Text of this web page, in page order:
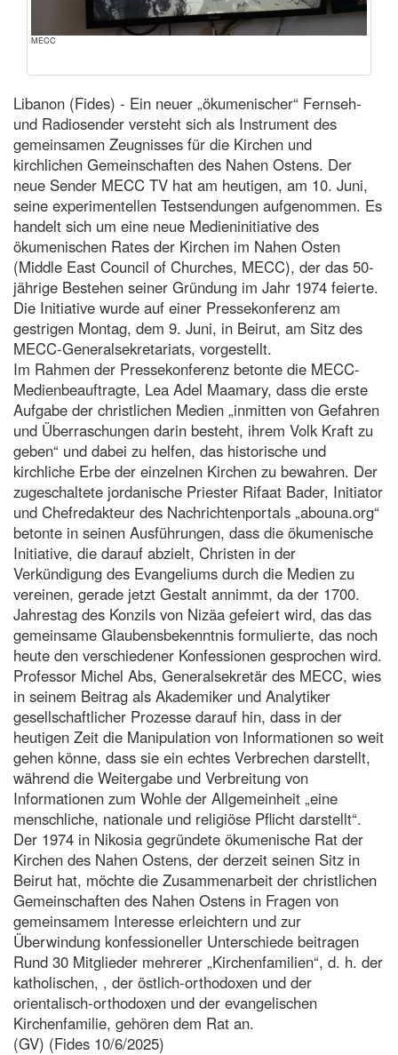
MECC
Libanon (Fides) - Ein neuer „ökumenischer“ Fernseh-
und Radiosender versteht sich als Instrument des
gemeinsamen Zeugnisses für die Kirchen und
kirchlichen Gemeinschaften des Nahen Ostens. Der
neue Sender MECC TV hat am heutigen, am 10. Juni,
seine experimentellen Testsendungen aufgenommen. Es
handelt sich um eine neue Medieninitiative des
ökumenischen Rates der Kirchen im Nahen Osten
(Middle East Council of Churches, MECC), der das 50-
jährige Bestehen seiner Gründung im Jahr 1974 feierte.
Die Initiative wurde auf einer Pressekonferenz am
gestrigen Montag, dem 9. Juni, in Beirut, am Sitz des
MECC-Generalsekretariats, vorgestellt.
Im Rahmen der Pressekonferenz betonte die MECC-
Medienbeauftragte, Lea Adel Maamary, dass die erste
Aufgabe der christlichen Medien „inmitten von Gefahren
und Überraschungen darin besteht, ihrem Volk Kraft zu
geben“ und dabei zu helfen, das historische und
kirchliche Erbe der einzelnen Kirchen zu bewahren. Der
zugeschaltete jordanische Priester Rifaat Bader, Initiator
und Chefredakteur des Nachrichtenportals „abouna.org“
betonte in seinen Ausführungen, dass die ökumenische
Initiative, die darauf abzielt, Christen in der
Verkündigung des Evangeliums durch die Medien zu
vereinen, gerade jetzt Gestalt annimmt, da der 1700.
Jahrestag des Konzils von Nizäa gefeiert wird, das das
gemeinsame Glaubensbekenntnis formulierte, das noch
heute den verschiedener Konfessionen gesprochen wird.
Professor Michel Abs, Generalsekretär des MECC, wies
in seinem Beitrag als Akademiker und Analytiker
gesellschaftlicher Prozesse darauf hin, dass in der
heutigen Zeit die Manipulation von Informationen so weit
gehen könne, dass sie ein echtes Verbrechen darstellt,
während die Weitergabe und Verbreitung von
Informationen zum Wohle der Allgemeinheit „eine
menschliche, nationale und religiöse Pflicht darstellt“.
Der 1974 in Nikosia gegründete ökumenische Rat der
Kirchen des Nahen Ostens, der derzeit seinen Sitz in
Beirut hat, möchte die Zusammenarbeit der christlichen
Gemeinschaften des Nahen Ostens in Fragen von
gemeinsamem Interesse erleichtern und zur
Überwindung konfessioneller Unterschiede beitragen
Rund 30 Mitglieder mehrerer „Kirchenfamilien“, d. h. der
katholischen, , der östlich-orthodoxen und der
orientalisch-orthodoxen und der evangelischen
Kirchenfamilie, gehören dem Rat an.
(GV) (Fides 10/6/2025)